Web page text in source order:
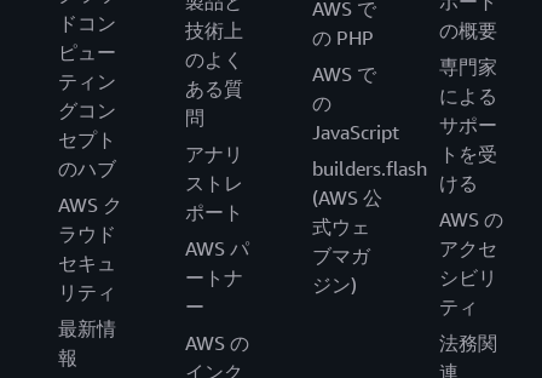
ドコン
ピュー
ティン
グコン
セプト
のハブ
AWS ク
ラウド
セキュ
リティ
最新情
報
技術上
のよく
ある質
問
アナリ
ストレ
ポート
AWS パ
ートナ
ー
AWS の
インク
AWS で
の PHP
AWS で
の
JavaScript
builders.flash
(AWS 公
式ウェ
ブマガ
ジン)
の概要
専門家
による
サポー
トを受
ける
AWS の
アクセ
シビリ
ティ
法務関
連